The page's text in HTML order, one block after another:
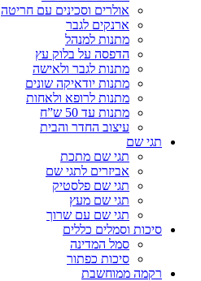
אולרים וסכינים עם חריטה
ארנקים לגבר
מתנות למנהל
הדפסה על בלוק עץ
מתנות לגבר ולאישה
מתנות יודאיקה שונים
מתנות לרופא ולאחות
מתנות עד 50 ש”ח
עיצוב החדר והבית
תגי שם
תגי שם מתכת
אביזרים לתגי שם
תגי שם פלסטיק
תגי שם מעץ
תגי שם עם שרוך
סיכות וסמלים כללים
סמל המדינה
סיכות כפתור
רקמה ממוחשבת